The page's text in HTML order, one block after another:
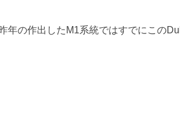
の作出したM1系統ではすでにこのDull